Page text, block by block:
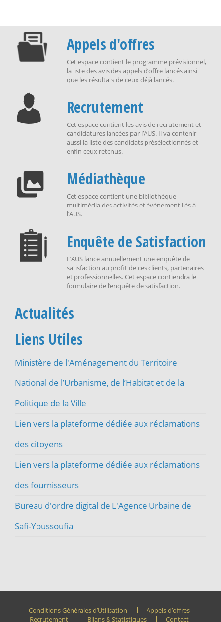
Appels d'offres
Cet espace contient le programme prévisionnel,
la liste des avis des appels d’offre lancés ainsi
que les résultats de ceux déjà lancés.
Recrutement
Cet espace contient les avis de recrutement et
candidatures lancées par l’AUS. Il va contenir
aussi la liste des candidats présélectionnés et
enfin ceux retenus.
Médiathèque
Cet espace contient une bibliothèque
multimédia des activités et événement liés à
l’AUS.
Enquête de Satisfaction
L’AUS lance annuellement une enquête de
satisfaction au profit de ces clients, partenaires
et professionnelles. Cet espace contiendra le
formulaire de l’enquête de satisfaction.
Actualités
Liens Utiles
Ministère de l'Aménagement du Territoire
National de l’Urbanisme, de l’Habitat et de la
Politique de la Ville
Lien vers la plateforme dédiée aux réclamations
des citoyens
Lien vers la plateforme dédiée aux réclamations
des fournisseurs
Bureau d'ordre digital de L'Agence Urbaine de
Safi-Youssoufia
Conditions Générales d’Utilisation
Appels d’offres
Recrutement
Bilans & Statistiques Contact